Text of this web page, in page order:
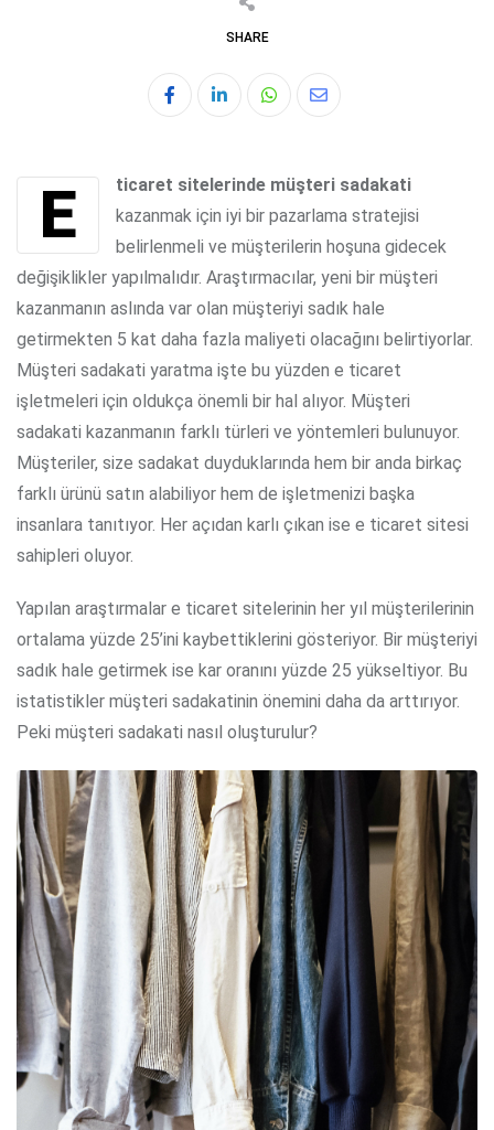
SHARE
Whatsapp
Share
E ticaret sitelerinde müşteri sadakati
kazanmak için iyi bir pazarlama stratejisi
belirlenmeli ve müşterilerin hoşuna gidecek
değişiklikler yapılmalıdır. Araştırmacılar, yeni bir müşteri
kazanmanın aslında var olan müşteriyi sadık hale
getirmekten 5 kat daha fazla maliyeti olacağını belirtiyorlar.
Müşteri sadakati yaratma işte bu yüzden e ticaret
işletmeleri için oldukça önemli bir hal alıyor. Müşteri
sadakati kazanmanın farklı türleri ve yöntemleri bulunuyor.
Müşteriler, size sadakat duyduklarında hem bir anda birkaç
farklı ürünü satın alabiliyor hem de işletmenizi başka
insanlara tanıtıyor. Her açıdan karlı çıkan ise e ticaret sitesi
sahipleri oluyor.
Yapılan araştırmalar e ticaret sitelerinin her yıl müşterilerinin
ortalama yüzde 25’ini kaybettiklerini gösteriyor. Bir müşteriyi
sadık hale getirmek ise kar oranını yüzde 25 yükseltiyor. Bu
istatistikler müşteri sadakatinin önemini daha da arttırıyor.
Peki müşteri sadakati nasıl oluşturulur?